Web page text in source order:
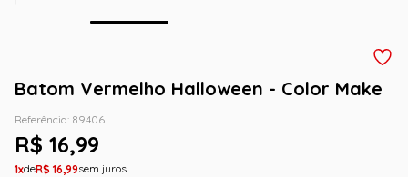
Batom Vermelho Halloween - Color Make
Referência: 89406
R$ 16,99
1 R$ 16,99